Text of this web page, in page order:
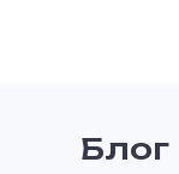
Блог